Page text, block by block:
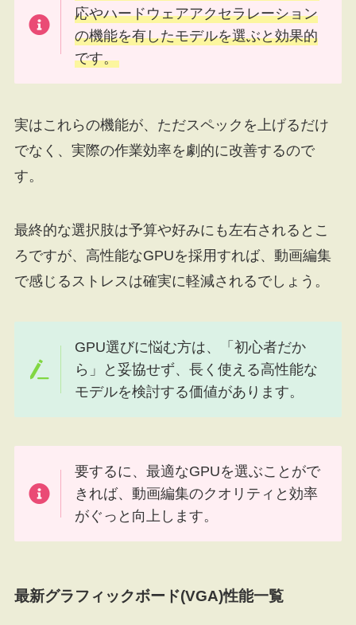
応やハードウェアアクセラレーション
の機能を有したモデルを選ぶと効果的
です。
実はこれらの機能が、ただスペックを上げるだけ
でなく、実際の作業効率を劇的に改善するので
す。
最終的な選択肢は予算や好みにも左右されるとこ
ろですが、高性能なGPUを採用すれば、動画編集
で感じるストレスは確実に軽減されるでしょう。
GPU選びに悩む方は、「初心者だか
ら」と妥協せず、長く使える高性能な
モデルを検討する価値があります。
要するに、最適なGPUを選ぶことがで
きれば、動画編集のクオリティと効率
がぐっと向上します。
最新グラフィックボード(VGA)性能一覧